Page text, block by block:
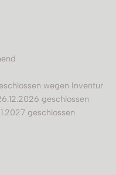
wegen Inventur
geschlossen
geschlossen